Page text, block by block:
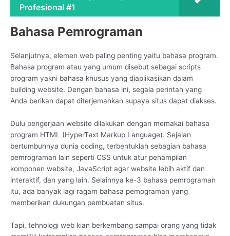
Profesional #1
Bahasa Pemrograman
Selanjutnya, elemen web paling penting yaitu bahasa program.
Bahasa program atau yang umum disebut sebagai scripts
program yakni bahasa khusus yang diaplikasikan dalam
building website. Dengan bahasa ini, segala perintah yang
Anda berikan dapat diterjemahkan supaya situs dapat diakses.
Dulu pengerjaan website dilakukan dengan memakai bahasa
program HTML (HyperText Markup Language). Sejalan
bertumbuhnya dunia coding, terbentuklah sebagian bahasa
pemrograman lain seperti CSS untuk atur penampilan
komponen website, JavaScript agar website lebih aktif dan
interaktif, dan yang lain. Selainnya ke-3 bahasa pemrograman
itu, ada banyak lagi ragam bahasa pemograman yang
memberikan dukungan pembuatan situs.
Tapi, tehnologi web kian berkembang sampai orang yang tidak